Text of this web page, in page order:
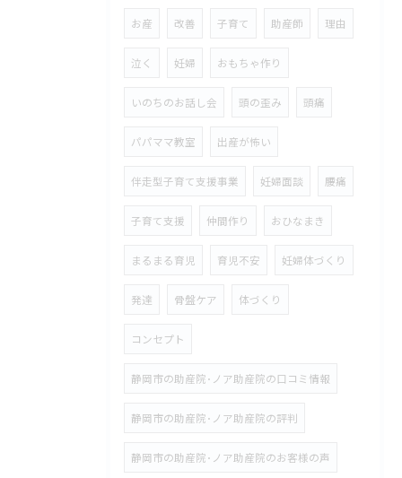
お産 改善 子育て 助産師 理由
泣く 妊婦 おもちゃ作り
いのちのお話し会 頭の歪み 頭痛
パパママ教室 出産が怖い
伴走型子育て支援事業 妊婦面談 腰痛
子育て支援 仲間作り おひなまき
まるまる育児 育児不安 妊婦体づくり
発達 骨盤ケア 体づくり
コンセプト
静岡市の助産院･ノア助産院の口コミ情報
静岡市の助産院･ノア助産院の評判
静岡市の助産院･ノア助産院のお客様の声